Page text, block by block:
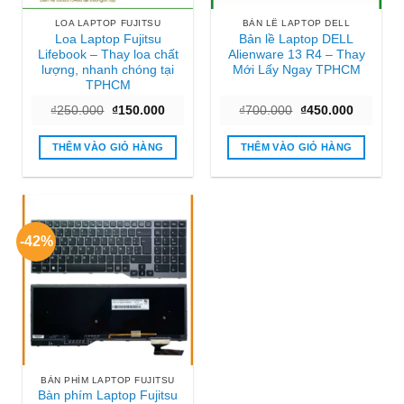
LOA LAPTOP FUJITSU
Loa Laptop Fujitsu
Lifebook – Thay loa chất
lượng, nhanh chóng tại
TPHCM
₫250.000 Giá
là:
₫250.000.
₫150.000Giá
tại
₫150.000.
THÊM VÀO GIỎ HÀNG
BẢN LỀ LAPTOP DELL
Bản lề Laptop DELL
Alienware 13 R4 – Thay
Mới Lấy Ngay TPHCM
₫700.000 Giá
là:
₫700.000.
₫450.000Giá
tại
THÊM VÀO GIỎ HÀNG
-42%
BÀN PHÍM LAPTOP FUJITSU
Bàn phím Laptop Fujitsu